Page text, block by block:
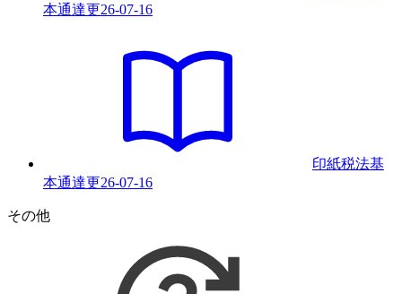
本通達更26-07-16
印紙税法基
本通達更26-07-16
その他